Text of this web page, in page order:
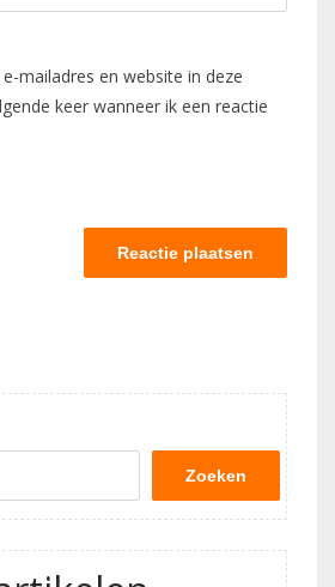
mailadres en website in deze
keer wanneer ik een reactie
Zoeken